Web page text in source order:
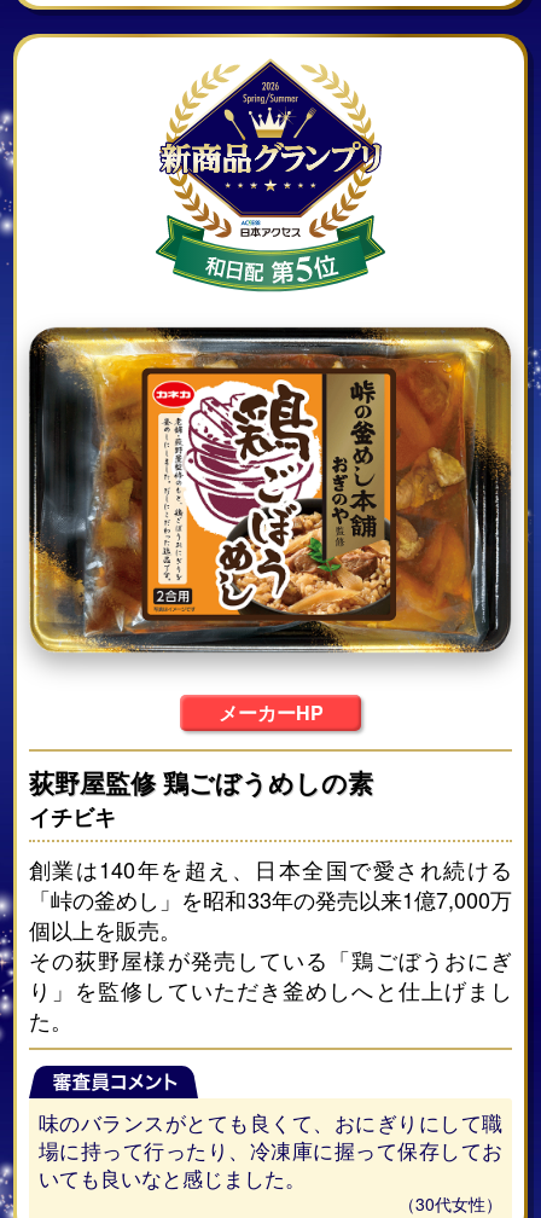
メーカーHP
荻野屋監修 鶏ごぼうめしの素
イチビキ
創業は140年を超え、日本全国で愛され続ける
「峠の釜めし」を昭和33年の発売以来1億7,000万
個以上を販売。
その荻野屋様が発売している「鶏ごぼうおにぎ
り」を監修していただき釜めしへと仕上げまし
た。
味のバランスがとても良くて、おにぎりにして職
場に持って行ったり、冷凍庫に握って保存してお
いても良いなと感じました。
（30代女性）